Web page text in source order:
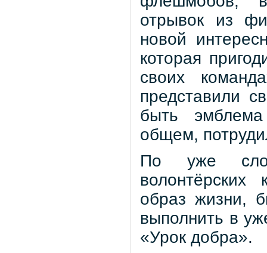
отрывок из
новой
которая
своих
представили
быть
общем,
По уже
волонтёрских
образ жизни,
выполнить в
«Урок добра».